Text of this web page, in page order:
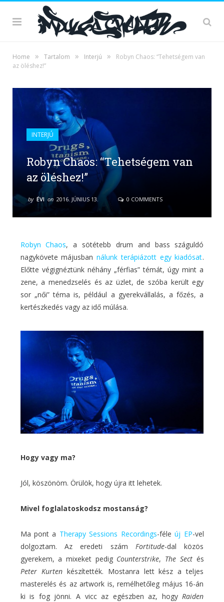
Home » Tartalom » Interjú »
Robyn Chaos: “Tehetségem van
az öléshez!”
INTERJÚ
Robyn Chaos: “Tehetségem van
az öléshez!”
by ÉVI on 2016. JÚNIUS 13. 0 COMMENTS
Robyn Chaos, a sötétebb drum and bass száguldó
nagykövete májusbannálunk terápiázott egy kiadósat.
Előtte végignéztünk néhány „férfias” témát, úgy mint a
zene, a menedzselés és az üzlet, de szóba került egy
sor „női” téma is, például a gyerekvállalás, a főzés, a
kertészkedés vagy az idő múlása.
Hogy vagy ma?
Jól, köszönöm. Örülök, hogy újra itt lehetek.
Mivel foglalatoskodsz mostanság?
Ma pont a Therapy Sessions Recordings-féleúj EP-vel
dolgoztam. Az eredeti számFortitude-dal közös
gyerekem, a mixeket pedig Counterstrike, The Sectés
Peter Kurtenkészítették. Mostanra lett kész a teljes
masterelés és az artwork is, remélhetőleg május 16-án
ki is fog jönni. A vicc az egészben az, hogyRaiden